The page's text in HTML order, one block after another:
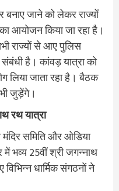
बनाए जाने को लेकर राज्यों
आयोजन किया जा रहा है।
राज्यों से आए पुलिस
है। कांवड़ यात्रा को
लिया जाता रहा है। बैठक
जुड़ेंगे।
रथ यात्रा
मंदिर समिति और ओडिया
भव्य 25वीं श्री जगन्नाथ
धार्मिक संगठनों ने